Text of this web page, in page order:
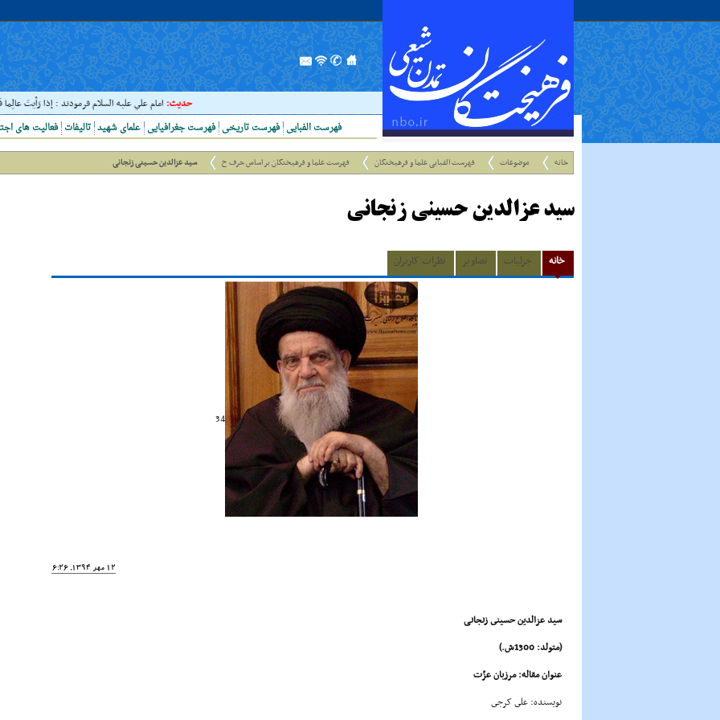
امام علي عليه السلام فرمودند : إذا رَأيتَ عالِما فَکُن لَهُ
فعالیت های تالیفات علمای شهید فهرست جغرافیایی فهرست تاریخی فهرست الفبایی
خانه موضوعات فهرست الفبایی علما و فرهیختگان فهرست علما و فرهیختگان بر اساس حرف ح سید عزالدین حسینی زنجانی
سید عزالدین حسینی زنجانی
خانه جزئیات تصاویر نظرات کاربران
34
12 مهر 1394, 16:26
سید عزالدین حسینى زنجانی
(متولد: 1300ش.)
عنوان مقاله: مرزبان عزّت
نویسنده: على کرجى